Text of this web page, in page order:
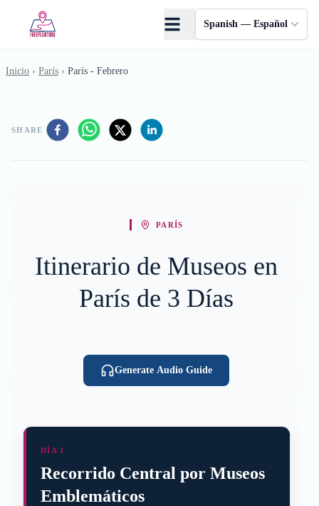
Spanish — Español
Inicio › París › París - Febrero
SHARE
PARÍS
Itinerario de Museos en
París de 3 Días
Generate Audio Guide
DÍA 1
Recorrido Central por Museos
Emblemáticos